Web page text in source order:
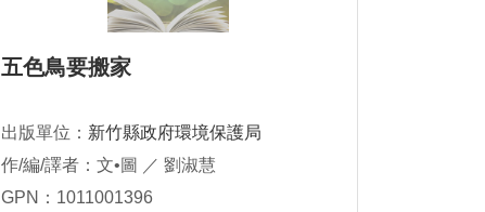
五色鳥要搬家
出版單位： 新竹縣政府環境保護局
作/編/譯者：文•圖 ／ 劉淑慧
GPN：1011001396